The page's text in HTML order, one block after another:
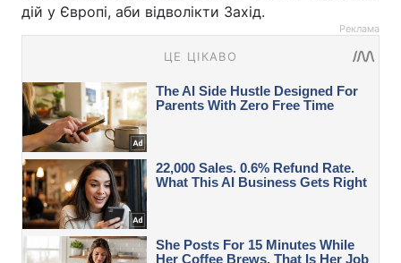
дій у Європі, аби відволікти Захід.
Реклама